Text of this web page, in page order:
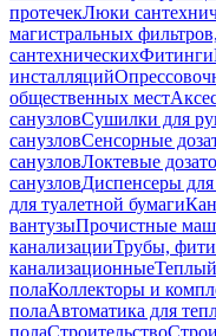
протечекЛюки
магистральных
сантехническихФитинги
инсталляций
общественных мест
санузловСушилки для
санузловСенсорные
санузловЛоктевые
санузловДиспенсеры
для туалетной бумаги
вантузыПрочистные
канализацииТрубы,
канализационные
полаКоллекторы и
полаАвтоматика для
полаСтроительство